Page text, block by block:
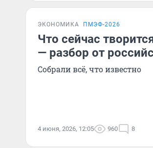
ЭКОНОМИКА ПМЭФ-2026
Что сейчас
— разбор от
Собрали всё, что известно
4 июня, 2026, 12:05 960 8